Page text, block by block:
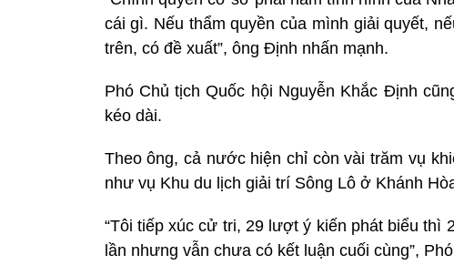
cái gì. Nếu thẩm quyền của mình giải quyết,
trên, có đề xuất”, ông Định nhấn mạnh.
Phó Chủ tịch Quốc hội Nguyễn Khắc Định
kéo dài.
Theo ông, cả nước hiện chỉ còn vài trăm vụ
như vụ Khu du lịch giải trí Sông Lô ở Khánh
“Tôi tiếp xúc cử tri, 29 lượt ý kiến phát biểu thì
lần nhưng vẫn chưa có kết luận cuối cùng”,